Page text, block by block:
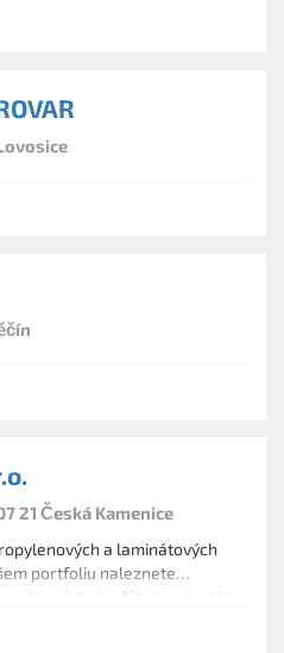
21 Česká Kamenice
a laminátových
portfoliu naleznete
chemii, jímky, filtrace, septiky